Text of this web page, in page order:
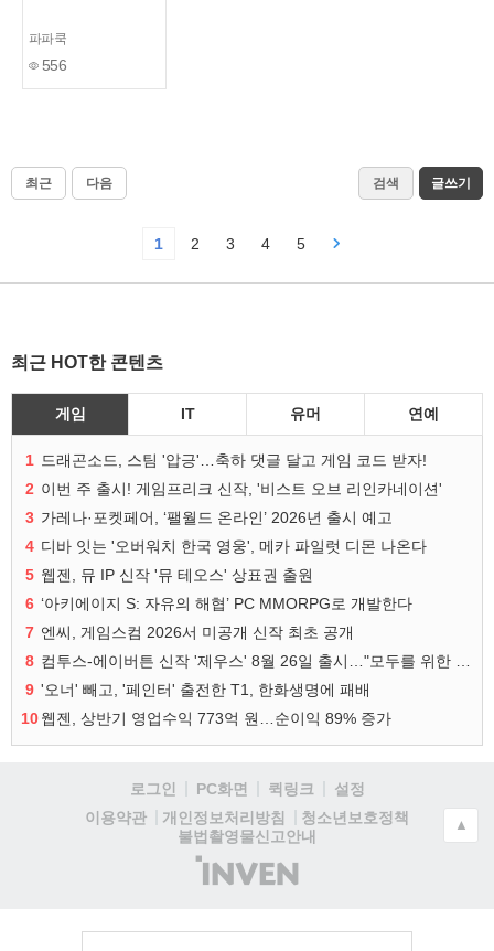
파파쿡
556
최근 다음 검색 글쓰기
1 2 3 4 5
최근 HOT한 콘텐츠
게임 IT 유머 연예
1 드래곤소드, 스팀 '압긍'…축하 댓글 달고 게임 코드 받자!
2 이번 주 출시! 게임프리크 신작, '비스트 오브 리인카네이션'
3 가레나·포켓페어, ‘팰월드 온라인’ 2026년 출시 예고
4 디바 잇는 '오버워치 한국 영웅', 메카 파일럿 디몬 나온다
5 웹젠, 뮤 IP 신작 '뮤 테오스' 상표권 출원
6 ‘아키에이지 S: 자유의 해협’ PC MMORPG로 개발한다
7 엔씨, 게임스컴 2026서 미공개 신작 최초 공개
8
컴투스-에이버튼 신작 '제우스' 8월 26일 출시…"모두를 위한 경쟁"
9 '오너' 빼고, '페인터' 출전한 T1, 한화생명에 패배
10웹젠, 상반기 영업수익 773억 원…순이익 89% 증가
로그인 PC화면 퀵링크
설정
이용약관
개인정보처리방침
청소년보호정책
불법촬영물신고안내
(주)
인
▲